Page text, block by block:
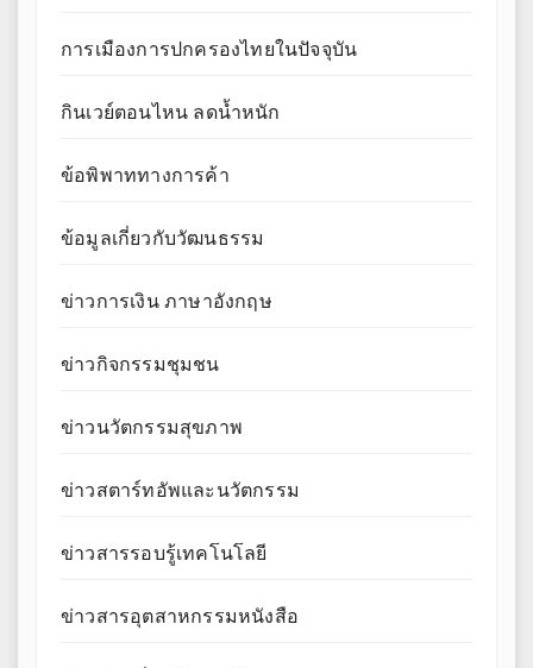
การเมืองการปกครองไทยในปัจจุบัน
กินเวย์ตอนไหน ลดน้ำหนัก
ข้อพิพาททางการค้า
ข้อมูลเกี่ยวกับวัฒนธรรม
ข่าวการเงิน ภาษาอังกฤษ
ข่าวกิจกรรมชุมชน
ข่าวนวัตกรรมสุขภาพ
ข่าวสตาร์ทอัพและนวัตกรรม
ข่าวสารรอบรู้เทคโนโลยี
ข่าวสารอุตสาหกรรมหนังสือ